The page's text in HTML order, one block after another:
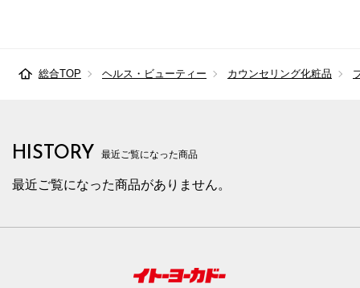
総合TOP ヘルス・ビューティー カウンセリング化粧品
HISTORY 最近ご覧になった商品
最近ご覧になった商品がありません。